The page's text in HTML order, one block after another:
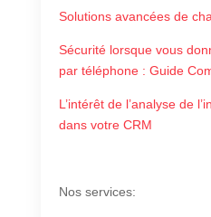
Solutions avancées de
Sécurité lorsque vous
par téléphone : Guide
L’intérêt de l’analyse de
dans votre CRM
Nos services: